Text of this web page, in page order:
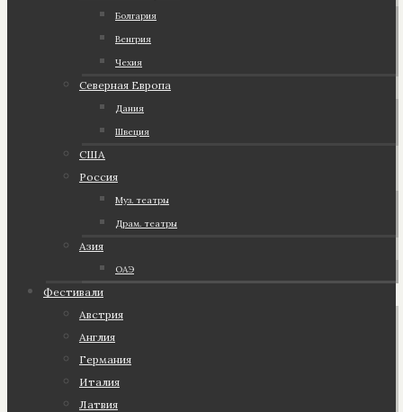
Болгария
Венгрия
Чехия
Северная Европа
Дания
Швеция
США
Россия
Муз. театры
Драм. театры
Азия
ОАЭ
Фестивали
Австрия
Англия
Германия
Италия
Латвия